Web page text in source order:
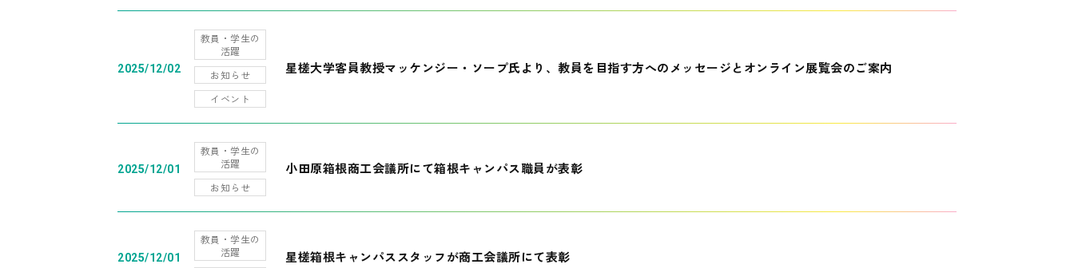
2025/12/02
教員・学生の
活躍
お知らせ
イベント
星槎大学客員教授マッケンジー・ソープ氏より、教員を目指す方へのメッセージとオンライン展覧会のご案内
2025/12/01
教員・学生の
活躍
お知らせ
小田原箱根商工会議所にて箱根キャンパス職員が表彰
2025/12/01
教員・学生の
活躍
星槎箱根キャンパススタッフが商工会議所にて表彰